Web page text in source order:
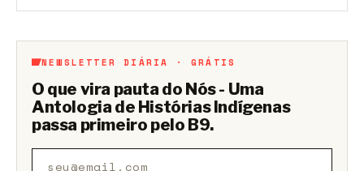
NEWSLETTER DIÁRIA · GRÁTIS
O que vira pauta do Nós - Uma
Antologia de Histórias Indígenas
passa primeiro pelo B9.